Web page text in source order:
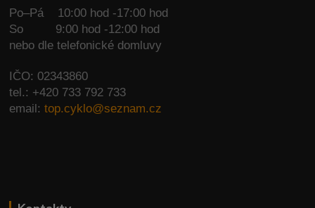
Po–Pá 10:00 hod -17:00 hod
So
9:00 hod -12:00 hod
nebo dle telefonické domluvy
IČO: 02343860
tel.: +420 733 792 733
email:top.cyklo@seznam.cz